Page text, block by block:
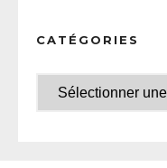
CATÉGORIES